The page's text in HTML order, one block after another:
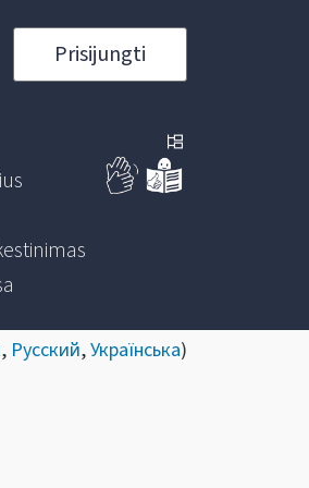
Prisijungti
, Русский,Українська)